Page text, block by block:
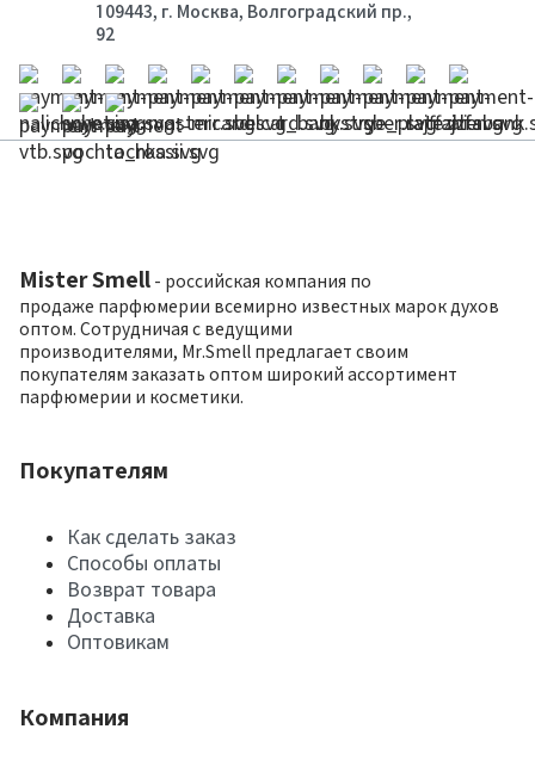
109443, г. Москва, Волгоградский пр.,
92
Mister Smell - российская компания по
продаже парфюмерии всемирно известных марок духов
оптом. Сотрудничая с ведущими
производителями, Mr.Smell предлагает своим
покупателям заказать оптом широкий ассортимент
парфюмерии и косметики.
Покупателям
Как сделать заказ
Способы оплаты
Возврат товара
Доставка
Оптовикам
Компания